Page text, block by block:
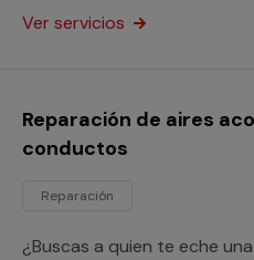
Ver servicios
Reparación de aires
conductos
Reparación
¿Buscas a quien te eche